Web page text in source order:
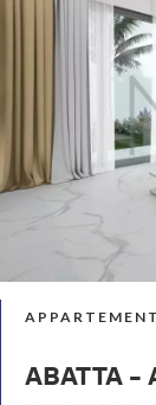
ABATTA –